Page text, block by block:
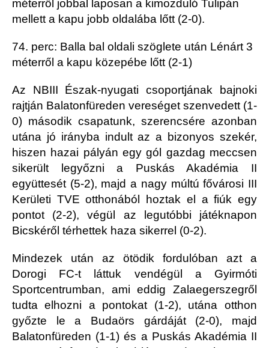
méterről jobbal laposan a kimozduló Tulipán
mellett a kapu jobb oldalába lőtt (2-0).
74. perc: Balla bal oldali szöglete után Lénárt 3
méterről a kapu közepébe lőtt (2-1)
Az NBIII Észak-nyugati csoportjának bajnoki
rajtján Balatonfüreden vereséget szenvedett (1-
0) második csapatunk, szerencsére azonban
utána jó irányba indult az a bizonyos szekér,
hiszen hazai pályán egy gól gazdag meccsen
sikerült legyőzni a Puskás Akadémia II
együttesét (5-2), majd a nagy múltú fővárosi III
Kerületi TVE otthonából hoztak el a fiúk egy
pontot (2-2), végül az legutóbbi játéknapon
Bicskéről térhettek haza sikerrel (0-2).
Mindezek után az ötödik fordulóban azt a
Dorogi FC-t láttuk vendégül a Gyirmóti
Sportcentrumban, ami eddig Zalaegerszegről
tudta elhozni a pontokat (1-2), utána otthon
győzte le a Budaörs gárdáját (2-0), majd
Balatonfüreden (1-1) és a Puskás Akadémia II